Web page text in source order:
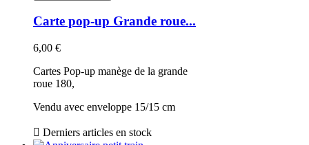
Carte pop-up Grande roue...
6,00 €
Cartes Pop-up manège de la grande
roue 180,
Vendu avec enveloppe 15/15 cm
 Derniers articles en stock